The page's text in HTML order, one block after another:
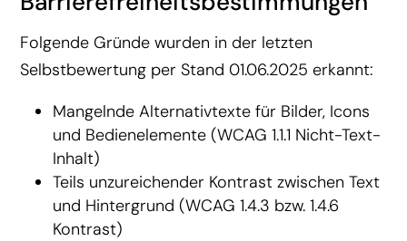
Folgende Gründe wurden in der letzten
Selbstbewertung per Stand 01.06.2025 erkannt:
Mangelnde Alternativtexte für Bilder, Icons
und Bedienelemente (WCAG 1.1.1 Nicht-Text-
Inhalt)
Teils unzureichender Kontrast zwischen Text
und Hintergrund (WCAG 1.4.3 bzw. 1.4.6
Kontrast)